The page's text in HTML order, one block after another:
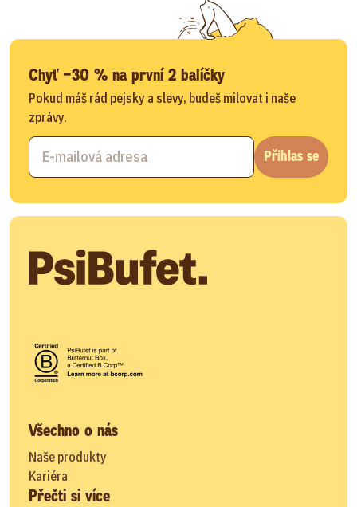
Chyť −30 % na první 2 balíčky
Pokud máš rád pejsky a slevy, budeš milovat i naše
zprávy.
Přihlas se
Všechno o nás
Naše produkty
Kariéra
Přečti si více